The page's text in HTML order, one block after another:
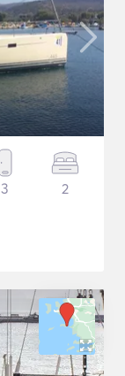
3 2